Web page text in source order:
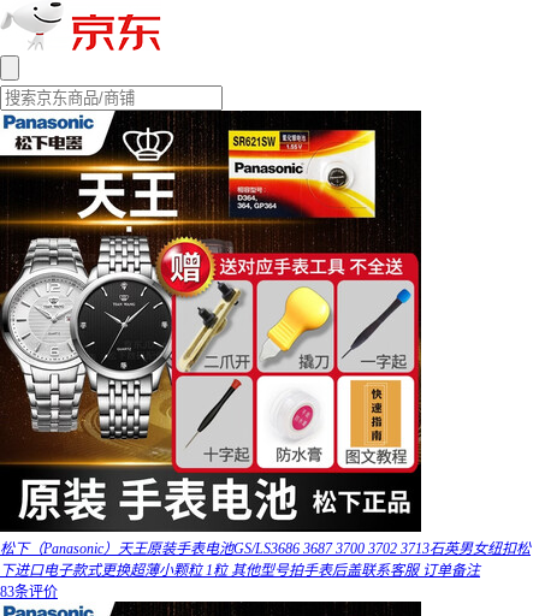
松下（Panasonic）天王原装手表电池GS/LS3686 3687 3700 3702 3713石英男女纽扣松
下进口电子款式更换超薄小颗粒 1粒 其他型号拍手表后盖联系客服 订单备注
83条评价